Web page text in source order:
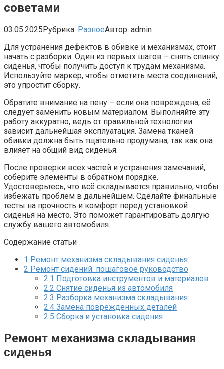
советами
03.05.2025Рубрика: РазноеАвтор: admin
Для устранения дефектов в обивке и механизмах, стоит
начать с разборки. Один из первых шагов – снять спинку
сиденья, чтобы получить доступ к трудам механизма.
Используйте маркер, чтобы отметить места соединений,
это упростит сборку.
Обратите внимание на пену – если она повреждена, её
следует заменить новым материалом. Выполняйте эту
работу аккуратно, ведь от правильной технологии
зависит дальнейшая эксплуатация. Замена тканей
обивки должна быть тщательно продумана, так как она
влияет на общий вид сиденья.
После проверки всех частей и устранения замечаний,
соберите элементы в обратном порядке.
Удостоверьтесь, что всё складывается правильно, чтобы
избежать проблем в дальнейшем. Сделайте финальные
тесты на прочность и комфорт перед установкой
сиденья на место. Это поможет гарантировать долгую
службу вашего автомобиля.
Содержание статьи
1 Ремонт механизма складывания сиденья
2 Ремонт сидений: пошаговое руководство
2.1 Подготовка инструментов и материалов
2.2 Снятие сиденья из автомобиля
2.3 Разборка механизма складывания
2.4 Замена поврежденных деталей
2.5 Сборка и установка сидения
Ремонт механизма складывания
сиденья